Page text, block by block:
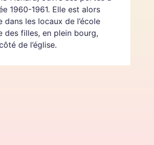
1960-1961. Elle est alors
dans les locaux de l’école
des filles, en plein bourg,
de l’église.